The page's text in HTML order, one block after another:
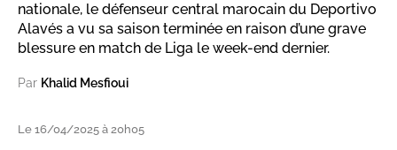
nationale, le défenseur central marocain du Deportivo
Alavés a vu sa saison terminée en raison d’une grave
blessure en match de Liga le week-end dernier.
Par Khalid Mesfioui
Le 16/04/2025 à 20h05